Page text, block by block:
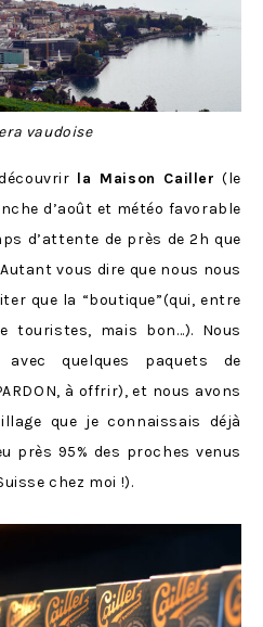
vaudoise
la Maison Cailler (le
d’août et météo favorable
d’attente de près de 2h que
vous dire que nous nous
que la “boutique”(qui, entre
touristes, mais bon…). Nous
quelques paquets de
à offrir), et nous avons
que je connaissais déjà
près 95% des proches venus
chez moi !).